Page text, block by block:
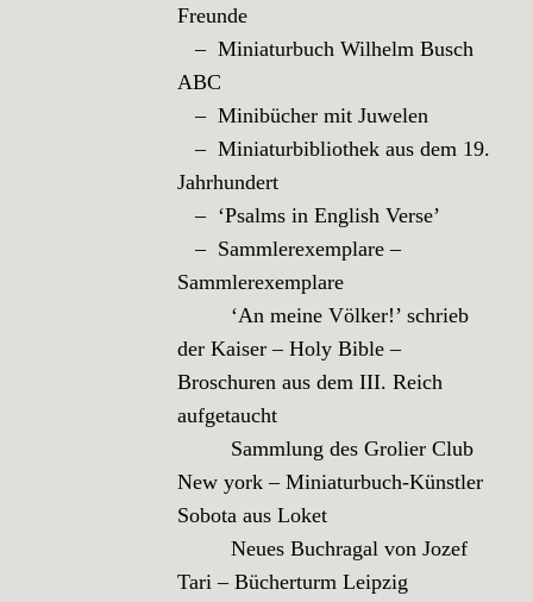
Freunde
– Miniaturbuch Wilhelm Busch
ABC
– Minibücher mit Juwelen
– Miniaturbibliothek aus dem 19.
Jahrhundert
– ‘Psalms in English Verse’
– Sammlerexemplare –
Sammlerexemplare
‘An meine Völker!’ schrieb
der Kaiser – Holy Bible –
Broschuren aus dem III. Reich
aufgetaucht
Sammlung des Grolier Club
New york – Miniaturbuch-Künstler
Sobota aus Loket
Neues Buchragal von Jozef
Tari – Bücherturm Leipzig